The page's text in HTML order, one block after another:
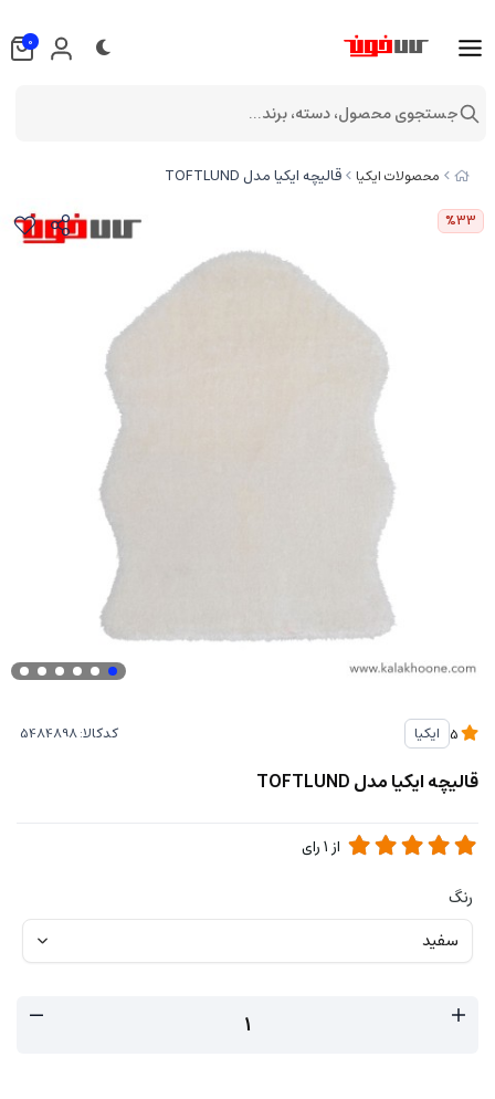
محصولات ایکیا قالیچه ایکیا مدل TOFTLUND
%33
ایکیا کدکالا:
قالیچه ایکیا مدل TOFTLUND
از 1رای
رنگ
0
جستجوی محصول، دسته، برند...